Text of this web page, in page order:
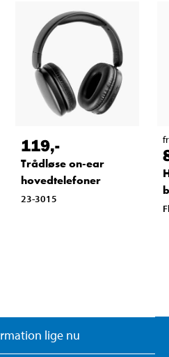
119,-
Trådløse on-ear
hovedtelefoner
23-3015
lige nu